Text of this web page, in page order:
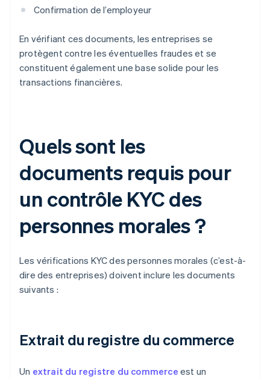
Confirmation de l’employeur
En vérifiant ces documents, les entreprises se
protègent contre les éventuelles fraudes et se
constituent également une base solide pour les
transactions financières.
Quels sont les
documents requis pour
un contrôle KYC des
personnes morales ?
Les vérifications KYC des personnes morales (c’est-à-
dire des entreprises) doivent inclure les documents
suivants :
Extrait du registre du commerce
Un extrait du registre du commerce est un